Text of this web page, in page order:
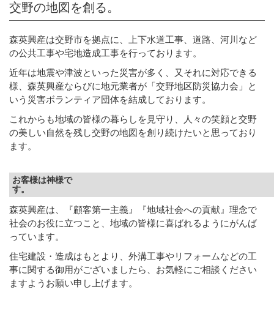
交野の地図を創る。
森英興産は交野市を拠点に、上下水道工事、道路、河川など
の公共工事や宅地造成工事を行っております。
近年は地震や津波といった災害が多く、又それに対応できる
様、森英興産ならびに地元業者が「交野地区防災協力会」と
いう災害ボランティア団体を結成しております。
これからも地域の皆様の暮らしを見守り、人々の笑顔と交野
の美しい自然を残し交野の地図を創り続けたいと思っており
ます。
お客様は神様で
す
森英興産は、『顧客第一主義』『地域社会への貢献』理念で
社会のお役に立つこと、地域の皆様に喜ばれるようにがんば
っています。
住宅建設・造成はもとより、外溝工事やリフォームなどの工
事に関する御用がございましたら、お気軽にご相談ください
ますようお願い申し上げます。